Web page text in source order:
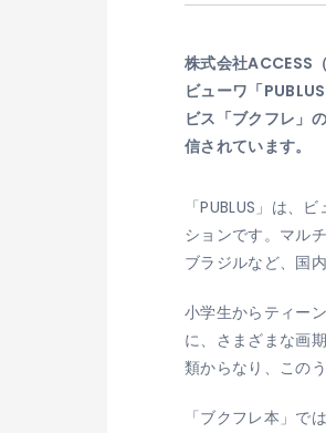
株式会社ACCESS
ビューワ「PUBLUS
ビス「ブクフレ」
信されています。
「PUBLUS」は、
ションです。マル
ブラジルなど、国
小学生からティー
に、さまざまな画
類からなり、この
「ブクフレ本」で